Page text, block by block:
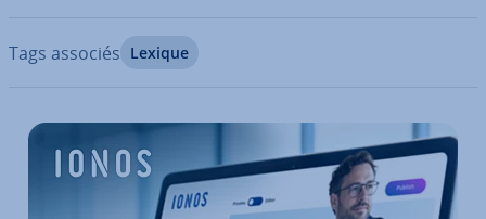
Tags associés Lexique
Aller au menu principal